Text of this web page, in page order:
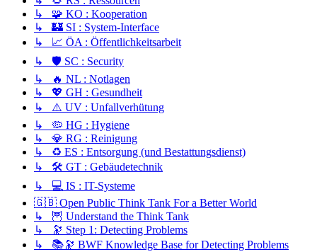
↳ 🧩 KO : Kooperation
↳ 🏰 SI : System-Interface
↳ 📈 ÖA : Öffentlichkeitsarbeit
↳ 🛡️ SC : Security
↳ 🔥 NL : Notlagen
↳ 💖 GH : Gesundheit
↳ ⚠️ UV : Unfallverhütung
↳ 🦠 HG : Hygiene
↳ 💎 RG : Reinigung
↳ ♻️ ES : Entsorgung (und Bestattungsdienst)
↳ 🛠️ GT : Gebäudetechnik
↳ 💻 IS : IT-Systeme
🇬🇧 Open Public Think Tank For a Better World
↳ 🦉 Understand the Think Tank
↳ 🔭 Step 1: Detecting Problems
↳ 📚🔭 BWF Knowledge Base for Detecting Problems